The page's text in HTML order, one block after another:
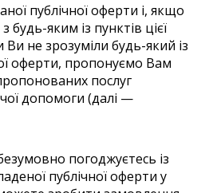
публічної оферти і, якщо
будь-яким із пунктів цієї
Ви не зрозуміли будь-який із
оферти, пропонуємо Вам
послуг
допомоги (далі —
погоджуєтесь із
публічної оферти у